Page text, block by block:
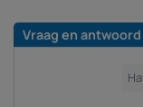
Vraag en antwoord